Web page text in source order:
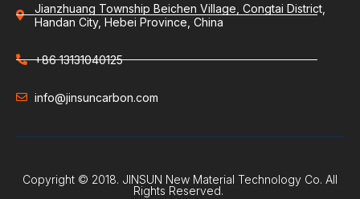
Jianzhuang Township Beichen Village, Congtai District,
Handan City, Hebei Province, China
+86 13131040125
info@jinsuncarbon.com
Copyright © 2018. JINSUN New Material Technology Co. All
Rights Reserved.